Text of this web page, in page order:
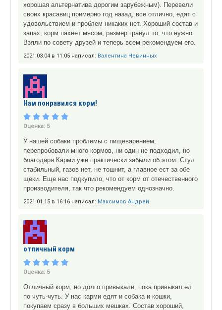
хорошая альтернатива дорогим зарубежным). Перевели
своих красавиц примерно год назад, все отлично, едят с
удовольствием и проблем никаких нет. Хороший состав и
запах, корм пахнет мясом, размер гранул то, что нужно.
Взяли по совету друзей и теперь всем рекомендуем его.
2021.03.04 в 11:05 написал: Валентина Невинных
Нам понравился корм!
Оценка: 5
У нашей собаки проблемы с пищеварением,
перепробовали много кормов, ни один не подходил, но
благодаря Карми уже практически забыли об этом. Стул
стабильный, газов нет, не тошнит, а главное ест за обе
щеки. Еще нас подкупило, что от корм от отечественного
производителя, так что рекомендуем однозначно.
2021.01.15 в 16:16 написал: Максимов Андрей
отличный корм
Оценка: 5
Отличный корм, но долго привыкали, пока привыкал ел
по чуть-чуть. У нас карми едят и собака и кошки,
покупаем сразу в больших мешках. Состав хороший,